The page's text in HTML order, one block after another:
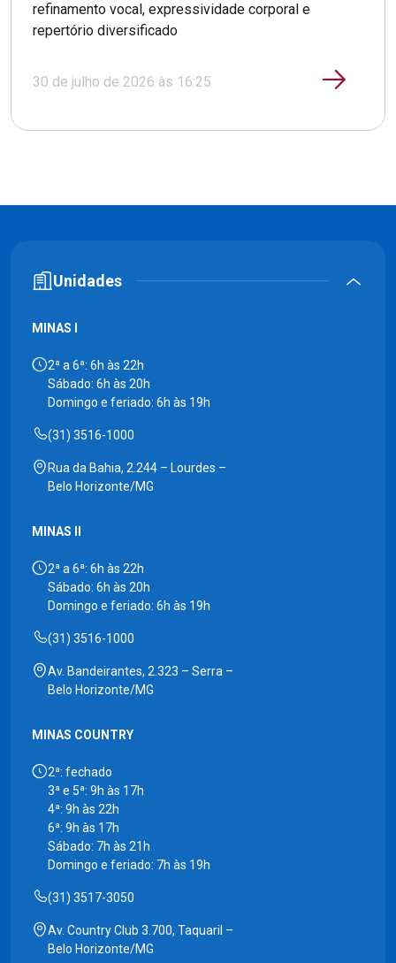
refinamento vocal, expressividade corporal e
repertório diversificado
30 de julho de 2026 às 16:25
Unidades
MINAS I
2ª a 6ª: 6h às 22h
Sábado: 6h às 20h
Domingo e feriado: 6h às 19h
(31) 3516-1000
Rua da Bahia, 2.244 – Lourdes –
Belo Horizonte/MG
MINAS II
2ª a 6ª: 6h às 22h
Sábado: 6h às 20h
Domingo e feriado: 6h às 19h
(31) 3516-1000
Av. Bandeirantes, 2.323 – Serra –
Belo Horizonte/MG
MINAS COUNTRY
2ª: fechado
3ª e 5ª: 9h às 17h
4ª: 9h às 22h
6ª: 9h às 17h
Sábado: 7h às 21h
Domingo e feriado: 7h às 19h
(31) 3517-3050
Av. Country Club 3.700, Taquaril –
Belo Horizonte/MG